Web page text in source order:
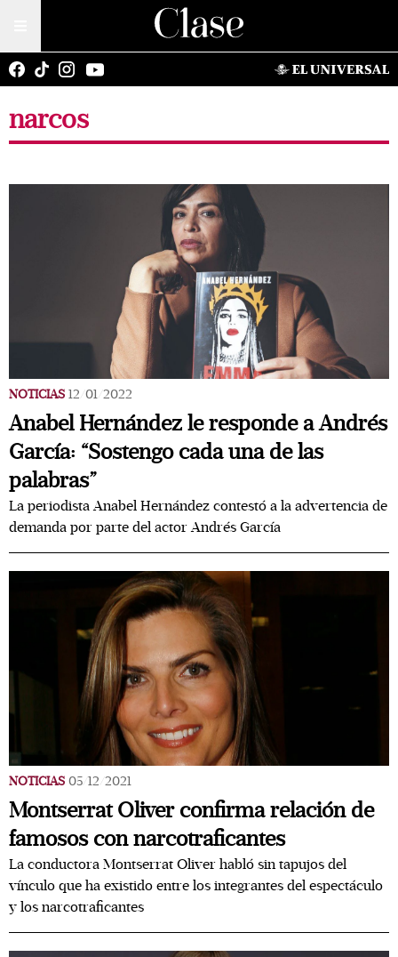
narcos
NOTICIAS 12/01/2022
Anabel Hernández le responde a Andrés
García: “Sostengo cada una de las
palabras”
La periodista Anabel Hernández contestó a la advertencia de
demanda por parte del actor Andrés García
NOTICIAS 05/12/2021
Montserrat Oliver confirma relación de
famosos con narcotraficantes
La conductora Montserrat Oliver habló sin tapujos del
vínculo que ha existido entre los integrantes del espectáculo
y los narcotraficantes